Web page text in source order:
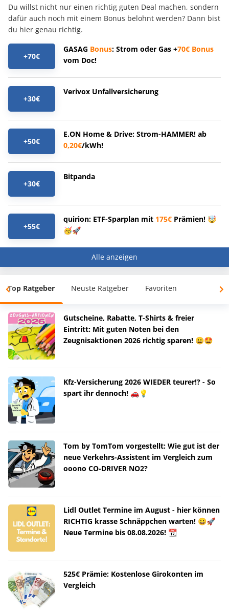
Du willst nicht nur einen richtig guten Deal machen, sondern
dafür auch noch mit einem Bonus belohnt werden? Dann bist
du hier genau richtig.
+70€
GASAG Bonus: Strom oder Gas +70€ Bonus
vom Doc!
+30€
Verivox Unfallversicherung
+50€
E.ON Home & Drive: Strom-HAMMER! ab
0,20€/kWh!
+30€
Bitpanda
+55€
quirion: ETF-Sparplan mit 175€ Prämien! 🤯
🥳🚀
Alle anzeigen
Top Ratgeber Neuste Ratgeber Favoriten
Gutscheine, Rabatte, T-Shirts & freier
Eintritt: Mit guten Noten bei den
Zeugnisaktionen 2026 richtig sparen! 😀🤩
Kfz-Versicherung 2026 WIEDER teurer!? - So
spart ihr dennoch! 🚗💡
Tom by TomTom vorgestellt: Wie gut ist der
neue Verkehrs-Assistent im Vergleich zum
ooono CO-DRIVER NO2?
Lidl Outlet Termine im August - hier können
RICHTIG krasse Schnäppchen warten! 😀🚀
Neue Termine bis 08.08.2026! 📆
525€ Prämie: Kostenlose Girokonten im
Vergleich